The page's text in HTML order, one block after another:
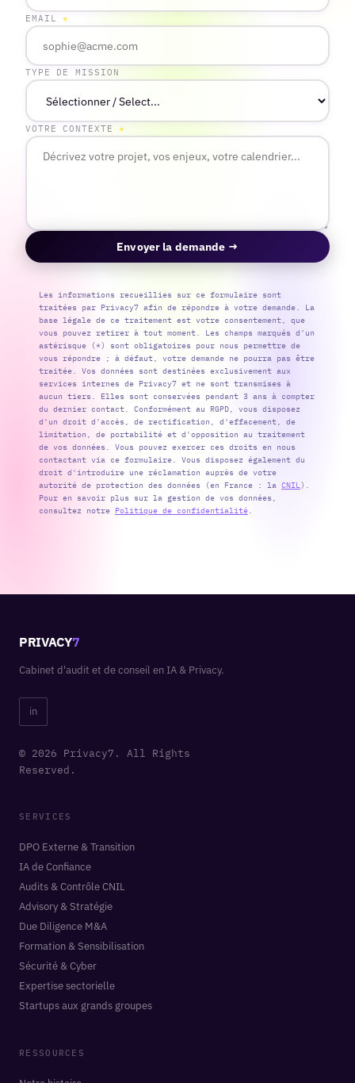
EMAIL*
TYPE DE MISSION
VOTRE CONTEXTE*
Envoyer la demande →
Les informations recueillies sur ce formulaire sont
traitées par Privacy7 afin de répondre à votre demande. La
base légale de ce traitement est votre consentement, que
vous pouvez retirer à tout moment. Les champs marqués d'un
astérisque (*) sont obligatoires pour nous permettre de
vous répondre ; à défaut, votre demande ne pourra pas être
traitée. Vos données sont destinées exclusivement aux
services internes de Privacy7 et ne sont transmises à
aucun tiers. Elles sont conservées pendant 3 ans à compter
du dernier contact. Conformément au RGPD, vous disposez
d'un droit d'accès, de rectification, d'effacement, de
limitation, de portabilité et d'opposition au traitement
de vos données. Vous pouvez exercer ces droits en nous
contactant via ce formulaire. Vous disposez également du
droit d'introduire une réclamation auprès de votre
autorité de protection des données (en France : la CNIL).
Pour en savoir plus sur la gestion de vos données,
consultez notre Politique de confidentialité.
PRIVACY7
Cabinet d'audit et de conseil en IA & Privacy.
in
© 2026 Privacy7. All Rights
Reserved.
SERVICES
DPO Externe & Transition
IA de Confiance
Audits & Contrôle CNIL
Advisory & Stratégie
Due Diligence M&A
Formation & Sensibilisation
Sécurité & Cyber
Expertise sectorielle
Startups aux grands groupes
RESSOURCES